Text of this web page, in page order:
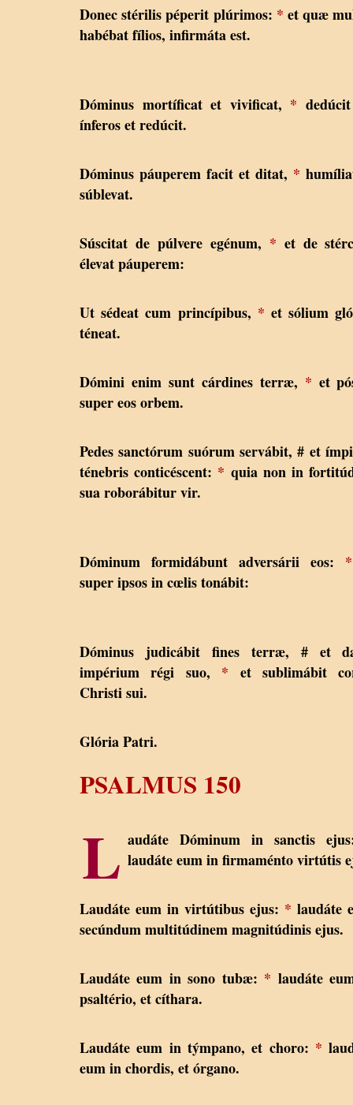
Donec stérilis péperit plúrimos: * et quæ
habébat fílios, infirmáta est.
Dóminus mortíficat et vivificat, *
ínferos et redúcit.
Dóminus páuperem facit et ditat, *
súblevat.
Súscitat de púlvere egénum, * et de
élevat páuperem:
Ut sédeat cum princípibus, * et sólium
téneat.
Dómini enim sunt cárdines terræ, * et
super eos orbem.
Pedes sanctórum suórum servábit, # et
ténebris conticéscent: * quia non in
sua roborábitur vir.
Dóminum formidábunt adversárii eos: *
super ipsos in cœlis tonábit:
Dóminus judicábit fines terræ, # et
impérium régi suo, * et sublimábit
Christi sui.
Glória Patri.
PSALMUS 150
L audáte Dóminum in sanctis
laudáte eum in firmaménto virtútis
Laudáte eum in virtútibus ejus: * laudáte
secúndum multitúdinem magnitúdinis ejus.
Laudáte eum in sono tubæ: * laudáte
psaltério, et cíthara.
Laudáte eum in týmpano, et choro: *
eum in chordis, et órgano.